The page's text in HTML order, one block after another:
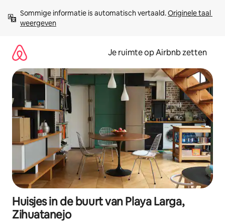
direct
naar
Sommige informatie is automatisch vertaald. Originele taal
weergeven
Je ruimte op Airbnb zetten
Huisjes in de buurt van Playa Larga,
Zihuatanejo